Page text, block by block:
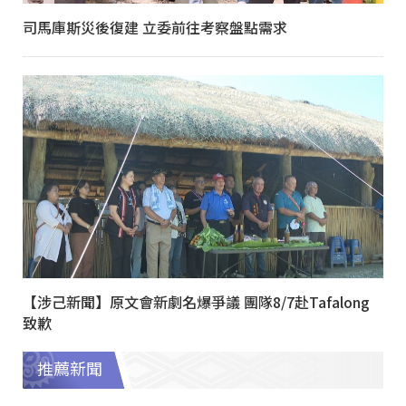
司馬庫斯災後復建 立委前往考察盤點需求
【涉己新聞】原文會新劇名爆爭議 團隊8/7赴Tafalong
致歉
推薦新聞